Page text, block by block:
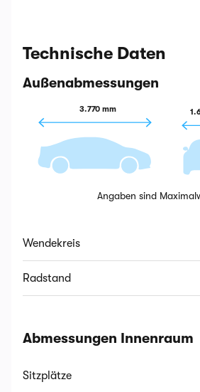
Technische Daten
Außenabmessungen
3.770 mm
Angaben sind
Wendekreis
Radstand
Abmessungen Innenraum
Sitzplätze